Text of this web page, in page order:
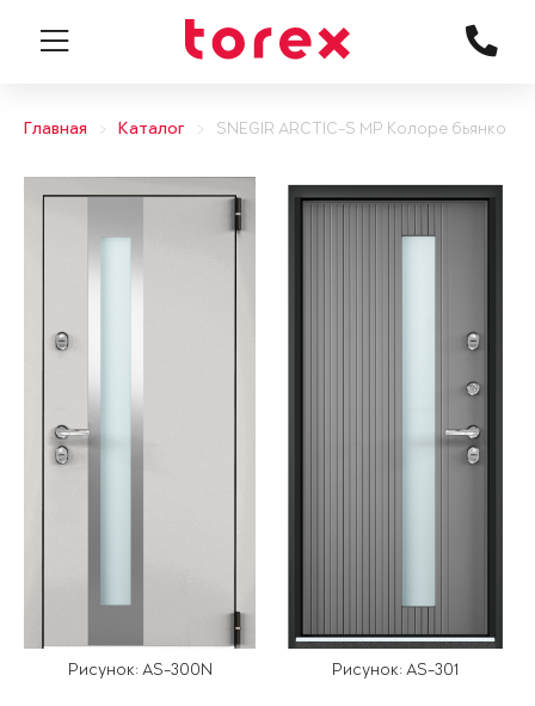
Главная Каталог SNEGIR ARCTIC-S MP Колоре бьянко
Рисунок: AS-300N Рисунок: AS-301